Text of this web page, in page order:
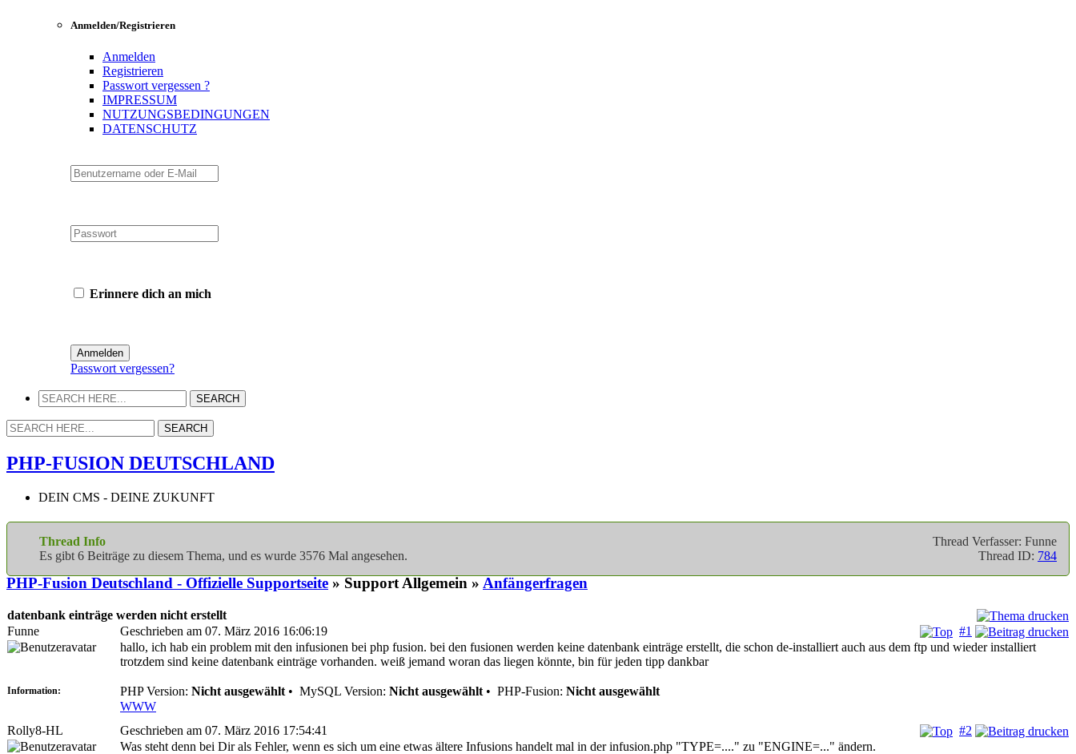
Anmelden/Registrieren
Anmelden
Registrieren
Passwort vergessen ?
IMPRESSUM
NUTZUNGSBEDINGUNGEN
DATENSCHUTZ
Erinnere dich an mich
Passwort vergessen?
PHP-FUSION DEUTSCHLAND
DEIN CMS - DEINE ZUKUNFT
Thread Verfasser: Funne
Thread ID: 784
Thread Info
Es gibt 6 Beiträge zu diesem Thema, und es wurde 3576 Mal angesehen.
PHP-Fusion Deutschland - Offizielle Supportseite » Support Allgemein » Anfängerfragen
datenbank einträge werden nicht erstellt
Funne
#1
Geschrieben am 07. März 2016 16:06:19
hallo, ich hab ein problem mit den infusionen bei php fusion. bei den fusionen werden keine datenbank einträge erstellt, die schon de-installiert auch aus dem ftp und wieder installiert
trotzdem sind keine datenbank einträge vorhanden. weiß jemand woran das liegen könnte, bin für jeden tipp dankbar
Information: PHP Version: Nicht ausgewählt • MySQL Version: Nicht ausgewählt • PHP-Fusion: Nicht ausgewählt
WWW
Rolly8-HL
#2
Geschrieben am 07. März 2016 17:54:41
Was steht denn bei Dir als Fehler, wenn es sich um eine etwas ältere Infusions handelt mal in der infusion.php "TYPE=...." zu "ENGINE=..." ändern.